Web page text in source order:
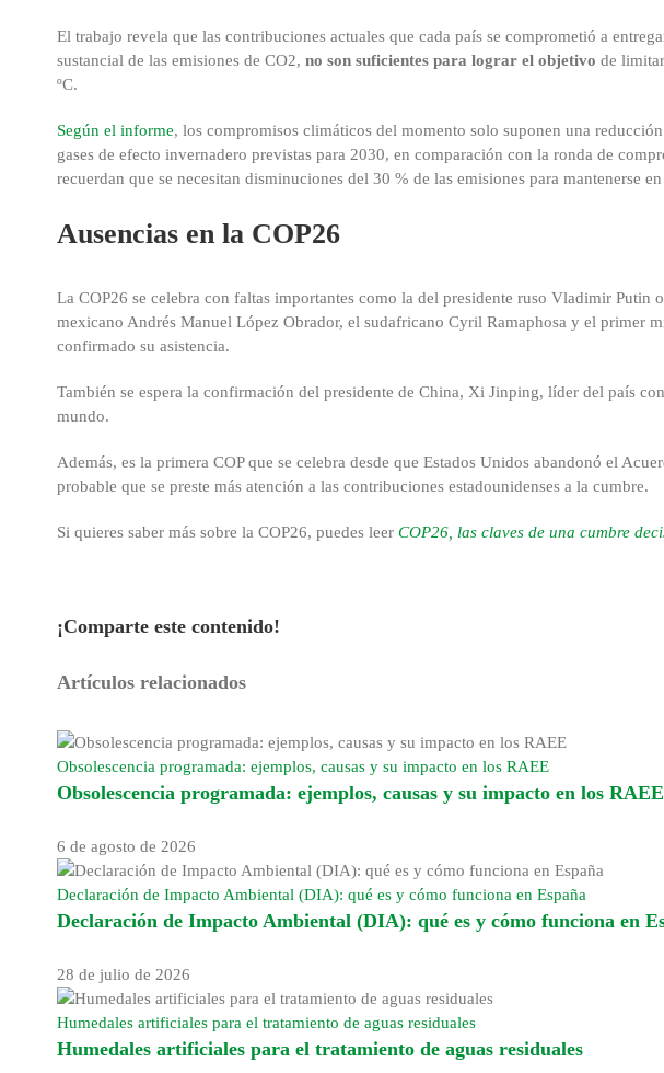
El trabajo revela que las contribuciones actuales que cada país se comprometió a
sustancial de las emisiones de CO2, no son suficientes para lograr el objetivo de
ºC.
Según el informe, los compromisos climáticos del momento solo suponen una
gases de efecto invernadero previstas para 2030, en comparación con la ronda de
recuerdan que se necesitan disminuciones del 30 % de las emisiones para mantenerse
Ausencias en la COP26
La COP26 se celebra con faltas importantes como la del presidente ruso Vladimir Putin
mexicano Andrés Manuel López Obrador, el sudafricano Cyril Ramaphosa y el primer
confirmado su asistencia.
También se espera la confirmación del presidente de China, Xi Jinping, líder del país
mundo.
Además, es la primera COP que se celebra desde que Estados Unidos abandonó el
probable que se preste más atención a las contribuciones estadounidenses a la cumbre.
Si quieres saber más sobre la COP26, puedes leer COP26, las claves de una cumbre
¡Comparte este contenido!
Facebook
X
Reddit
LinkedIn
WhatsApp
Tumblr
Pinterest
Correo
electrónico
Artículos relacionados
Obsolescencia programada: ejemplos, causas y su impacto en los RAEE
Obsolescencia programada: ejemplos, causas y su impacto en los RAEE
6 de agosto de 2026
Declaración de Impacto Ambiental (DIA): qué es y cómo funciona en España
Declaración de Impacto Ambiental (DIA): qué es y cómo funciona en
28 de julio de 2026
Humedales artificiales para el tratamiento de aguas residuales
Humedales artificiales para el tratamiento de aguas residuales